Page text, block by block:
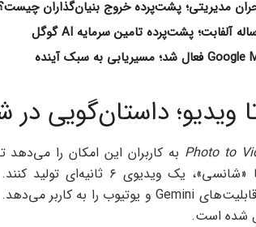
ویدیو؛ داستان‌گویی
Photo to به کاربران این امکان را
شده است.